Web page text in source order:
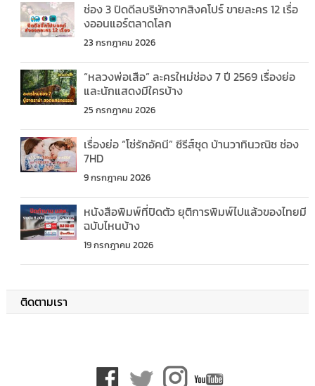
ช่อง 3 ปิดดีลบริษัทจากสิงคโปร์ ขายละคร 12 เรื่อ
งออนแอร์ตลาดโลก
23 กรกฎาคม 2026
“หลวงพ่อเสือ” ละครใหม่ช่อง 7 ปี 2569 เรื่องย่อ
และนักแสดงมีใครบ้าง
25 กรกฎาคม 2026
เรื่องย่อ “โซ่รักอัคนี” ซีรีส์ชุด บ้านวาทินวณิช ช่อง
7HD
9 กรกฎาคม 2026
หนังสือพิมพ์ที่ปิดตัว ยุติการพิมพ์ไปแล้วของไทยมี
ฉบับไหนบ้าง
19 กรกฎาคม 2026
ติดตามเรา